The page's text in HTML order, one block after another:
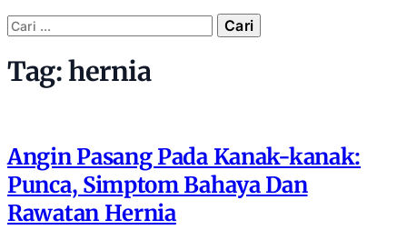
Cari:
Tag:hernia
Angin Pasang Pada Kanak-kanak:
Punca, Simptom Bahaya Dan
Rawatan Hernia